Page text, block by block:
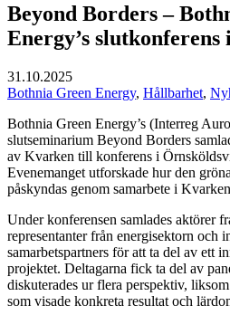
Beyond Borders –
Energy’s
31.10.2025
Bothnia Green Energy, Hållbarhet,
Bothnia Green Energy’s (Interreg
slutseminarium Beyond Borders
av Kvarken till konferens i
Evenemanget utforskade hur den
påskyndas genom samarbete i
Under konferensen samlades aktörer
representanter från energisektorn och
samarbetspartners för att ta del av ett
projektet. Deltagarna fick ta del av
diskuterades ur flera perspektiv,
som visade konkreta resultat och